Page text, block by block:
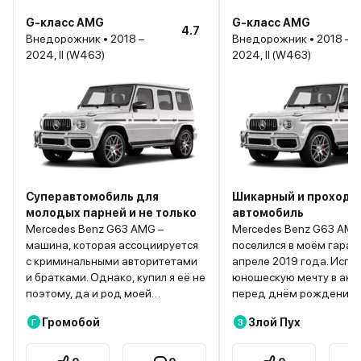
G-класс AMG
Внедорожник • 2018 –
2024, II (W463)
4.7
Суперавтомобиль для
молодых парней и не только
Mercedes Benz G63 AMG –
машина, которая ассоциируется
с криминальными авторитетами
и братками. Однако, купил я её не
поэтому, да и род моей
непросто мира. Гелик был моей
мечтой буквально с
подросткового возраста. Когда
Г Громобой
G-класс AMG
Внедорожник • 2018 –
2024, II (W463)
Шикарный и
автомобиль
Mercedes Benz G63 AMG
поселился в моём
апреле 2019 года.
юношескую мечту в
перед днём рождения.
лично понять суть
Итак, миф первый:
шумоизоляция. Не
З Злой Пух